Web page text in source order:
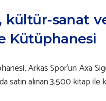
kültür-sanat
Kütüphanesi
Arkas Spor’un Axa
satın alınan 3.500 kitap ile